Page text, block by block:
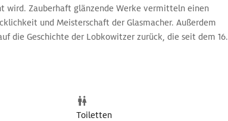
wird. Zauberhaft glänzende Werke vermitteln einen
und Meisterschaft der Glasmacher. Außerdem
die Geschichte der Lobkowitzer zurück, die seit dem 16.
Toiletten